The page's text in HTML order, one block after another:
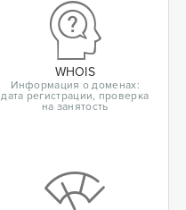
WHOIS
Информация о доменах:
дата регистрации, проверка
на занятость